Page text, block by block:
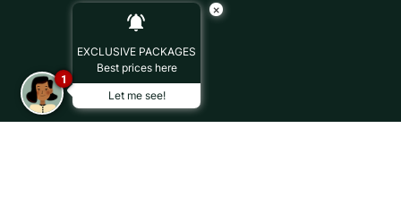
×
EXCLUSIVE PACKAGES
Best prices here
Let me see!
1